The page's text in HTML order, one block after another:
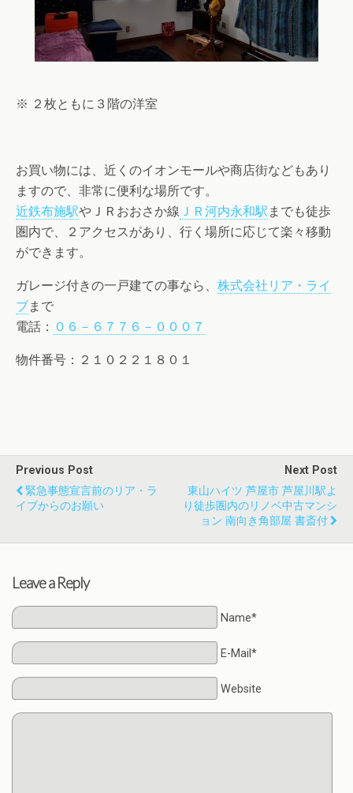
※ ２枚ともに３階の洋室
お買い物には、近くのイオンモールや商店街などもあり
ますので、非常に便利な場所です。
近鉄布施駅やＪＲおおさか線 ＪＲ河内永和駅 までも徒歩
圏内で、２アクセスがあり、行く場所に応じて楽々移動
ができます。
ガレージ付きの一戸建ての事なら、 株式会社リア・ライ
ブまで
電話： ０６－６７７６－０００７
物件番号：２１０２２１８０１
Previous Post
緊急事態宣言前のリア・ラ
イブからのお願い
Next Post
東山ハイツ 芦屋市 芦屋川駅よ
り徒歩圏内のリノベ中古マンシ
ョン 南向き角部屋 書斎付
Leave a Reply
Name*
E-Mail*
Website